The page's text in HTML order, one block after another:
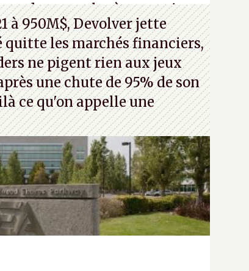
des consoles à ces petits
à 950M$, Devolver jette
quitte les marchés financiers,
ne pigent rien aux jeux
une chute de 95% de son
ce qu'on appelle une